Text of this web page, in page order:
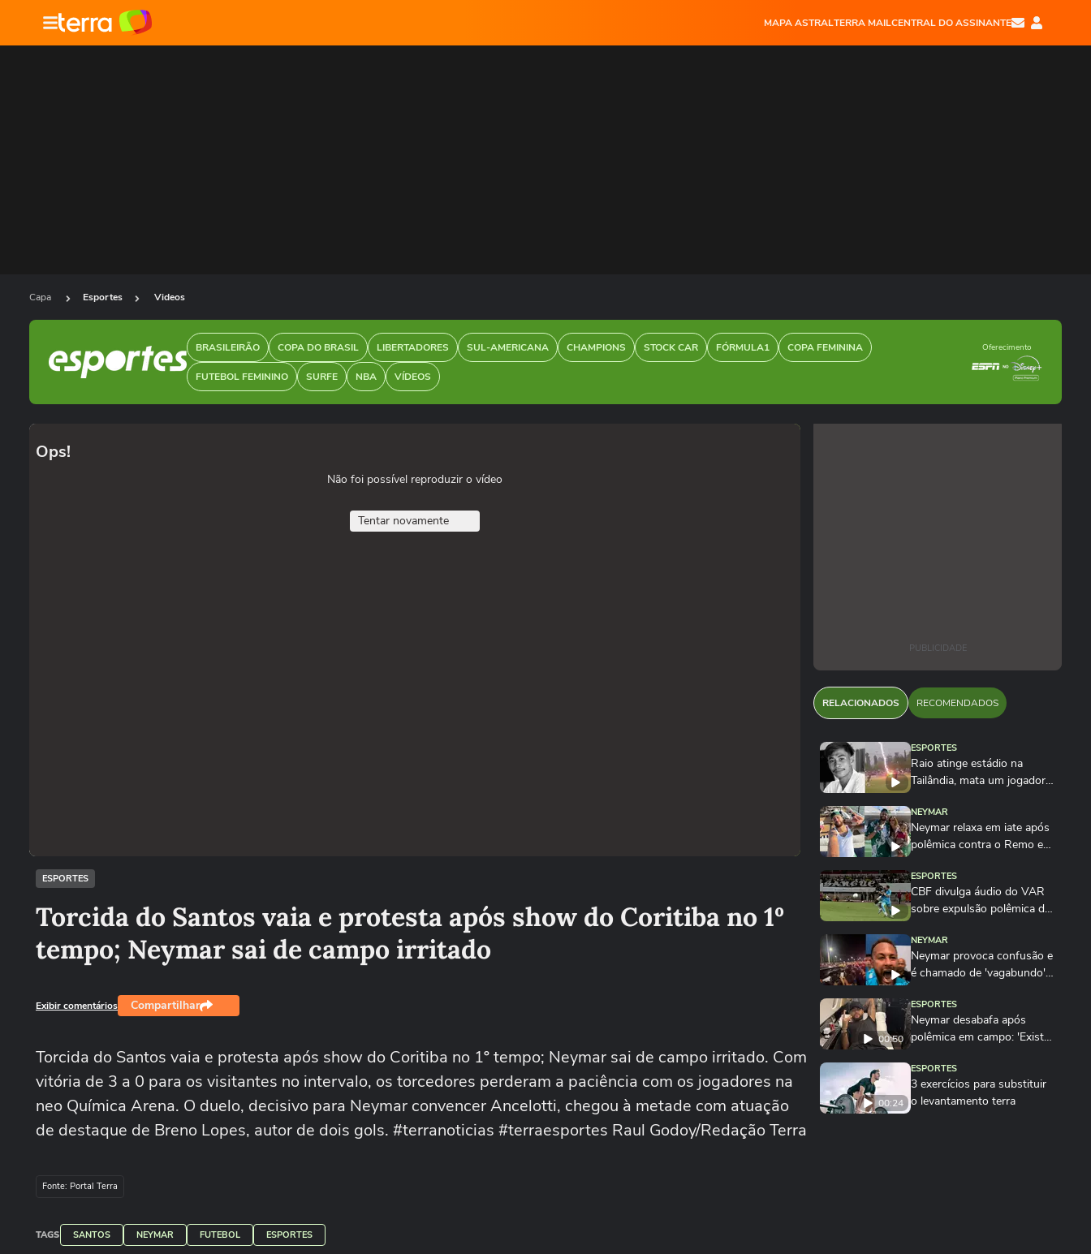
MAPA ASTRALTERRA MAILCENTRAL DO ASSINANTE
Capa Esportes Videos
BRASILEIRÃO COPA DO BRASIL LIBERTADORES SUL-AMERICANA CHAMPIONS STOCK CAR FÓRMULA1 COPA FEMININA
FUTEBOL FEMININO SURFE NBA VÍDEOS
Oferecimento
Ops!
Não foi possível reproduzir o vídeo
Tentar novamente
ESPORTES
Torcida do Santos vaia e protesta após show do Coritiba no 1º
tempo; Neymar sai de campo irritado
Exibir comentários Compartilhar
Torcida do Santos vaia e protesta após show do Coritiba no 1º tempo; Neymar sai de campo irritado. Com
vitória de 3 a 0 para os visitantes no intervalo, os torcedores perderam a paciência com os jogadores na
neo Química Arena. O duelo, decisivo para Neymar convencer Ancelotti, chegou à metade com atuação
de destaque de Breno Lopes, autor de dois gols. #terranoticias #terraesportes Raul Godoy/Redação Terra
Fonte: Portal Terra
TAGS SANTOS NEYMAR FUTEBOL ESPORTES
PUBLICIDADE
RELACIONADOS RECOMENDADOS
ESPORTES
Raio atinge estádio na
Tailândia, mata um jogador e
NEYMAR
Neymar relaxa em iate após
polêmica contra o Remo e
ESPORTES
CBF divulga áudio do VAR
sobre expulsão polêmica de
NEYMAR
Neymar provoca confusão e
é chamado de 'vagabundo'
00:50
ESPORTES
Neymar desabafa após
polêmica em campo: 'Existe
00:24
ESPORTES
3 exercícios para substituir
o levantamento terra